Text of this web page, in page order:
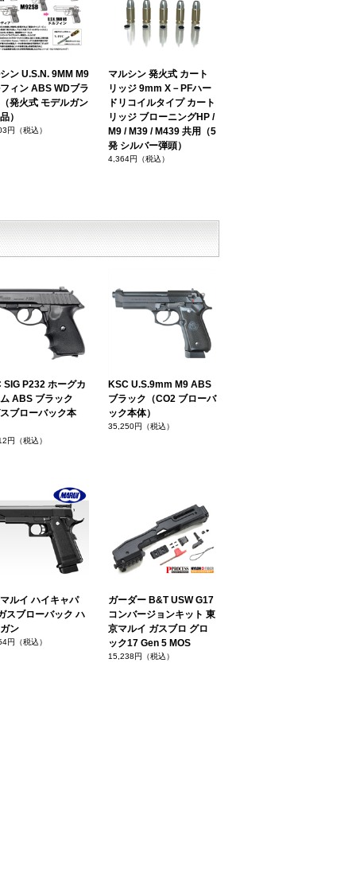
ン U.S.N. 9MM M9
ィン ABS WDブラ
発火式 モデルガン
）
円（税込）
マルシン 発火式 カート
リッジ 9mm X－PFハー
ドリコイルタイプ カート
リッジ ブローニングHP /
M9 / M39 / M439 共用（5
発 シルバー弾頭）
4,364円（税込）
SIG P232 ホーグカ
ABS ブラック
ブローバック本
円（税込）
KSC U.S.9mm M9 ABS
ブラック（CO2 ブローバ
ック本体）
35,250円（税込）
ルイ ハイキャパ
スブローバック ハ
ン
円（税込）
ガーダー B&T USW G17
コンバージョンキット 東
京マルイ ガスブロ グロ
ック17 Gen 5 MOS
15,238円（税込）